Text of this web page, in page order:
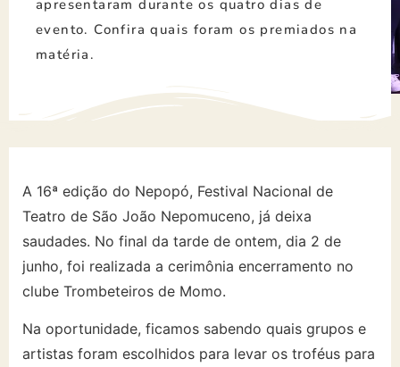
apresentaram durante os quatro dias de
evento. Confira quais foram os premiados na
matéria.
A 16ª edição do Nepopó, Festival Nacional de
Teatro de São João Nepomuceno, já deixa
saudades. No final da tarde de ontem, dia 2 de
junho, foi realizada a cerimônia encerramento no
clube Trombeteiros de Momo.
Na oportunidade, ficamos sabendo quais grupos e
artistas foram escolhidos para levar os troféus para